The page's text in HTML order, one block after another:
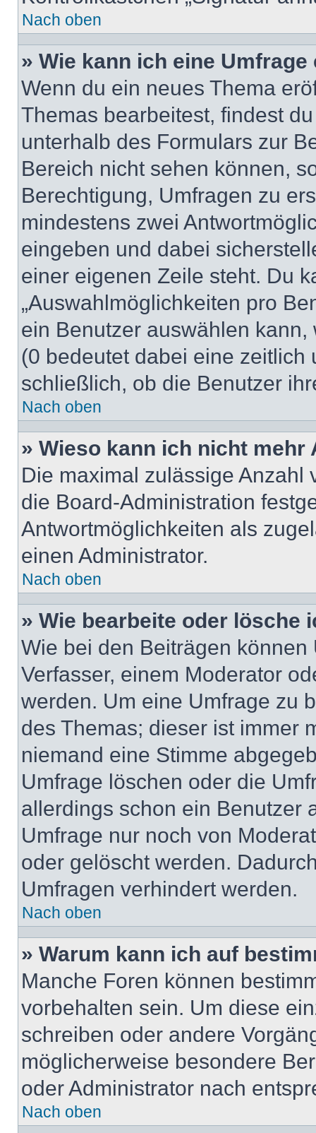
Nach oben
» Wie kann ich eine
Wenn du ein neues Thema
Themas bearbeitest, findest
unterhalb des Formulars zur
Bereich nicht sehen können,
Berechtigung, Umfragen zu
mindestens zwei
eingeben und dabei
einer eigenen Zeile steht. Du
„Auswahlmöglichkeiten pro
ein Benutzer auswählen
(0 bedeutet dabei eine
schließlich, ob die Benutzer
Nach oben
» Wieso kann ich nicht
Die maximal zulässige Anzahl
die Board-Administration
Antwortmöglichkeiten als
einen Administrator.
Nach oben
» Wie bearbeite oder lösche
Wie bei den Beiträgen
Verfasser, einem Moderator
werden. Um eine Umfrage zu
des Themas; dieser ist immer
niemand eine Stimme
Umfrage löschen oder die
allerdings schon ein Benutzer
Umfrage nur noch von
oder gelöscht werden.
Umfragen verhindert werden.
Nach oben
» Warum kann ich auf
Manche Foren können
vorbehalten sein. Um diese
schreiben oder andere
möglicherweise besondere
oder Administrator nach
Nach oben